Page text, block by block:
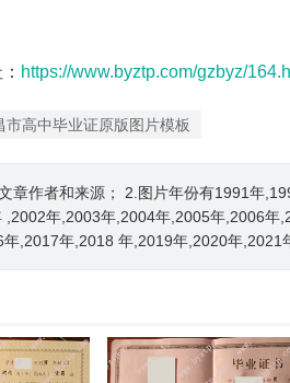
https://www.byztp.com/gzbyz/
市高中毕业证原版图片模板
章作者和来源； 2.图片年份有1991年
年,2003年,2004年,2005年,2006年
,2017年,2018 年,2019年,2020年,2021